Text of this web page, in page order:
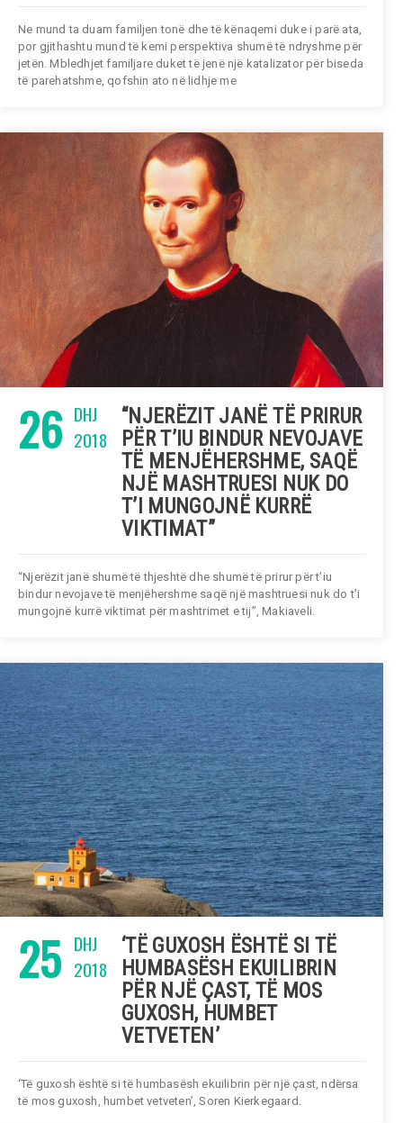
Ne mund ta duam familjen tonë dhe të kënaqemi duke i parë ata,
por gjithashtu mund të kemi perspektiva shumë të ndryshme për
jetën. Mbledhjet familjare duket të jenë një katalizator për biseda
të parehatshme, qofshin ato në lidhje me
26 DHJ
2018
“NJERËZIT JANË TË PRIRUR
PËR T’IU BINDUR NEVOJAVE
TË MENJËHERSHME, SAQË
NJË MASHTRUESI NUK DO
T’I MUNGOJNË KURRË
VIKTIMAT”
“Njerëzit janë shumë të thjeshtë dhe shumë të prirur për t’iu
bindur nevojave të menjëhershme saqë një mashtruesi nuk do t’i
mungojnë kurrë viktimat për mashtrimet e tij”, Makiaveli.
25 DHJ
2018
‘TË GUXOSH ËSHTË SI TË
HUMBASËSH EKUILIBRIN
PËR NJË ÇAST, TË MOS
GUXOSH, HUMBET
VETVETEN’
‘Të guxosh është si të humbasësh ekuilibrin për një çast, ndërsa
të mos guxosh, humbet vetveten’, Soren Kierkegaard.